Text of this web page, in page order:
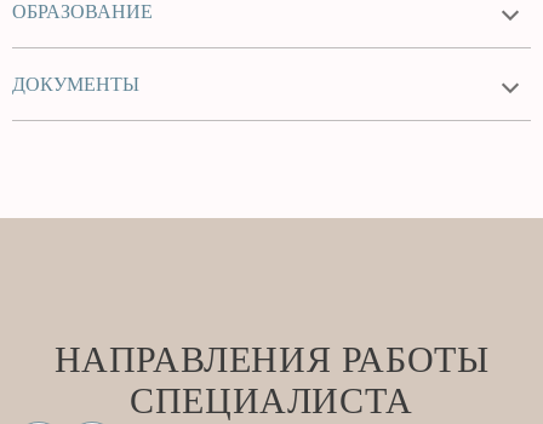
ОБРАЗОВАНИЕ
ДОКУМЕНТЫ
НАПРАВЛЕНИЯ РАБОТЫ
СПЕЦИАЛИСТА